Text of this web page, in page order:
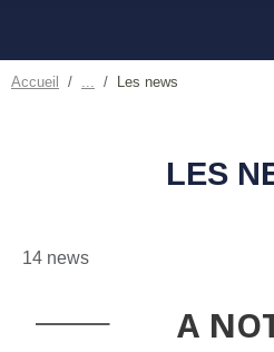
Accueil Les news
LES
14 news
A